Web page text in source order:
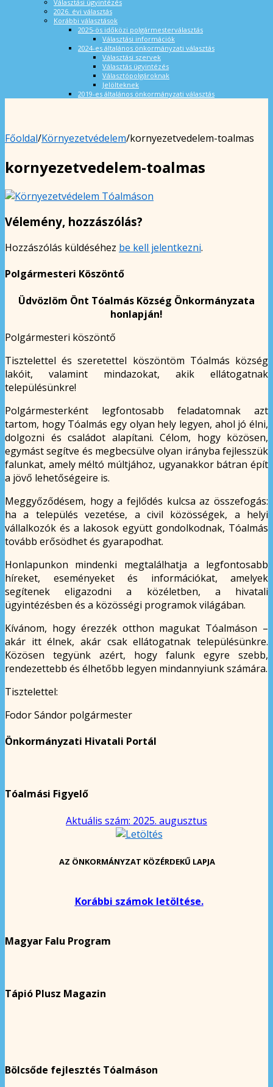
Választási ügyintézés
2026. évi választás
Korábbi választások
2025-ös időközi polgármesterválasztás
Választási információk
2024-es általános önkormányzati választás
Választási szervek
Választás ügyintézés
Választópolgároknak
Jelölteknek
2019-es általános önkormányzati választás
Főoldal/Környezetvédelem/kornyezetvedelem-toalmas
kornyezetvedelem-toalmas
Vélemény, hozzászólás?
Hozzászólás küldéséhez be kell jelentkezni.
Polgármesteri Köszöntő
Üdvözlöm Önt Tóalmás Község Önkormányzata
honlapján!
Polgármesteri köszöntő
Tisztelettel és szeretettel köszöntöm Tóalmás község
lakóit, valamint mindazokat, akik ellátogatnak
településünkre!
Polgármesterként legfontosabb feladatomnak azt
tartom, hogy Tóalmás egy olyan hely legyen, ahol jó élni,
dolgozni és családot alapítani. Célom, hogy közösen,
egymást segítve és megbecsülve olyan irányba fejlesszük
falunkat, amely méltó múltjához, ugyanakkor bátran épít
a jövő lehetőségeire is.
Meggyőződésem, hogy a fejlődés kulcsa az összefogás:
ha a település vezetése, a civil közösségek, a helyi
vállalkozók és a lakosok együtt gondolkodnak, Tóalmás
tovább erősödhet és gyarapodhat.
Honlapunkon mindenki megtalálhatja a legfontosabb
híreket, eseményeket és információkat, amelyek
segítenek eligazodni a közéletben, a hivatali
ügyintézésben és a közösségi programok világában.
Kívánom, hogy érezzék otthon magukat Tóalmáson –
akár itt élnek, akár csak ellátogatnak településünkre.
Közösen tegyünk azért, hogy falunk egyre szebb,
rendezettebb és élhetőbb legyen mindannyiunk számára.
Tisztelettel:
Fodor Sándor polgármester
Önkormányzati Hivatali Portál
Tóalmási Figyelő
Aktuális szám: 2025. augusztus
AZ ÖNKORMÁNYZAT KÖZÉRDEKŰ LAPJA
Korábbi számok letöltése.
Magyar Falu Program
Tápió Plusz Magazin
Bölcsőde fejlesztés Tóalmáson